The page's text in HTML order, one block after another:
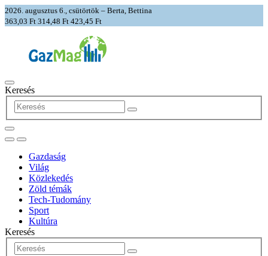
2026. augusztus 6., csütörtök – Berta, Bettina
363,03 Ft 314,48 Ft 423,45 Ft
Keresés
Gazdaság
Világ
Közlekedés
Zöld témák
Tech-Tudomány
Sport
Kultúra
Keresés